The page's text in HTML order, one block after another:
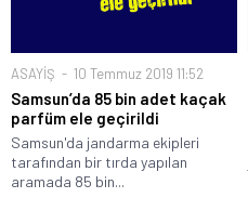
ASAYİŞ 10 Temmuz 2019 11:52
Samsun’da 85 bin adet kaçak
parfüm ele geçirildi
Samsun'da jandarma ekipleri
tarafından bir tırda yapılan
aramada 85 bin...